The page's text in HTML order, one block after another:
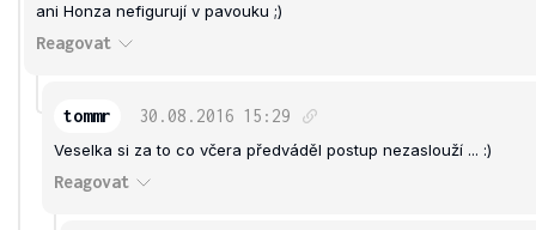
ani Honza nefigurují v pavouku ;)
Reagovat
tommr 30.08.2016 15:29
Veselka si za to co včera předváděl postup nezaslouží ... :)
Reagovat